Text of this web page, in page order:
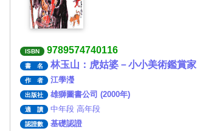
ISBN 9789574740116
書 名 林玉山：虎姑婆－小小美術鑑賞家
作 者 江學瀅
出版社 雄獅圖書公司 (2000年)
適 讀 中年段 高年段
認證數 基礎認證